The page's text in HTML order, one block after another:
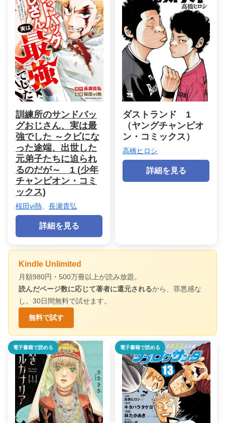
訓練所のサンドバッ
グおじさん、実は最
強でした ～クビにな
った途端、出世した
元弟子たちに迫られ
るのだが～ 1 (少年
チャンピオン・コミ
ックス)
桜田vi熱 長瀬貴弘
詳細を見る
ダストランド 1
（ヤングチャンピオ
ン・コミックス）
高橋ヒロシ
詳細を見る
Kindle Unlimited
月額980円・500万冊以上が読み放題。
読んだページ数に応じて著者に還元されるから、罪悪感な
し。30日間無料で試せます。
無料で試す
電子書籍で読める 電子書籍で読める